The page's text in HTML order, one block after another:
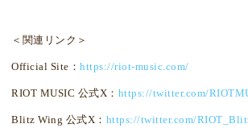
＜関連リンク＞
Official Site ：https://riot-music.com/
RIOT MUSIC 公式X ： https://twitter.com/
Blitz Wing 公式X ： https://twitter.com/